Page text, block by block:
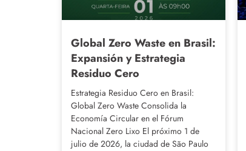
Global Zero Waste en Brasil:
Expansión y Estrategia
Residuo Cero
Estrategia Residuo Cero en Brasil:
Global Zero Waste Consolida la
Economía Circular en el Fórum
Nacional Zero Lixo El próximo 1 de
julio de 2026, la ciudad de São Paulo